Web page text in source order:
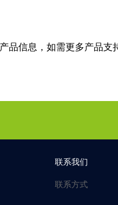
品信息，如需更多产品支
联系我们
联系方式